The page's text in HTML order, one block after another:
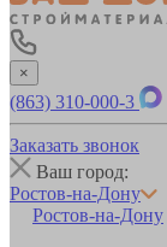
×
(863) 310-000-3
Заказать звонок
Ваш город:
Ростов-на-Дону
Ростов-на-Дону